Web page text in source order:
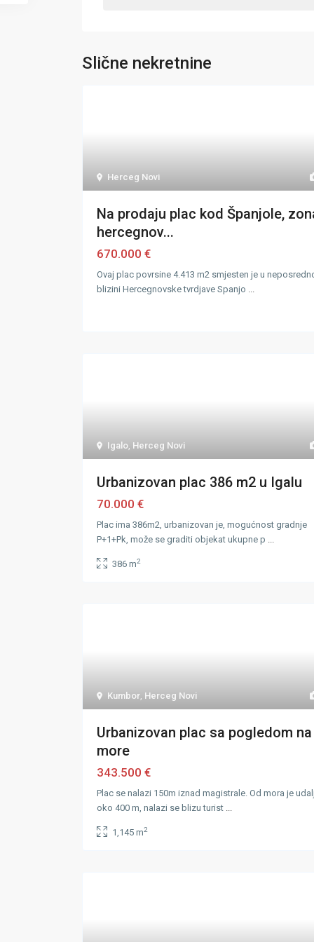
Slične nekretnine
Herceg Novi
Na prodaju plac kod Španjole,
hercegnov...
670.000 €
Ovaj plac povrsine 4.413 m2 smjesten je u
blizini Hercegnovske tvrdjave Spanjo ...
Igalo, Herceg Novi
Urbanizovan plac 386 m2 u Igalu
70.000 €
Plac ima 386m2, urbanizovan je, mogućnost gradnje
P+1+Pk, može se graditi objekat ukupne p ...
386 m2
Kumbor, Herceg Novi
Urbanizovan plac sa pogledom na
more
343.500 €
Plac se nalazi 150m iznad magistrale. Od mora je
oko 400 m, nalazi se blizu turist ...
1,145 m2